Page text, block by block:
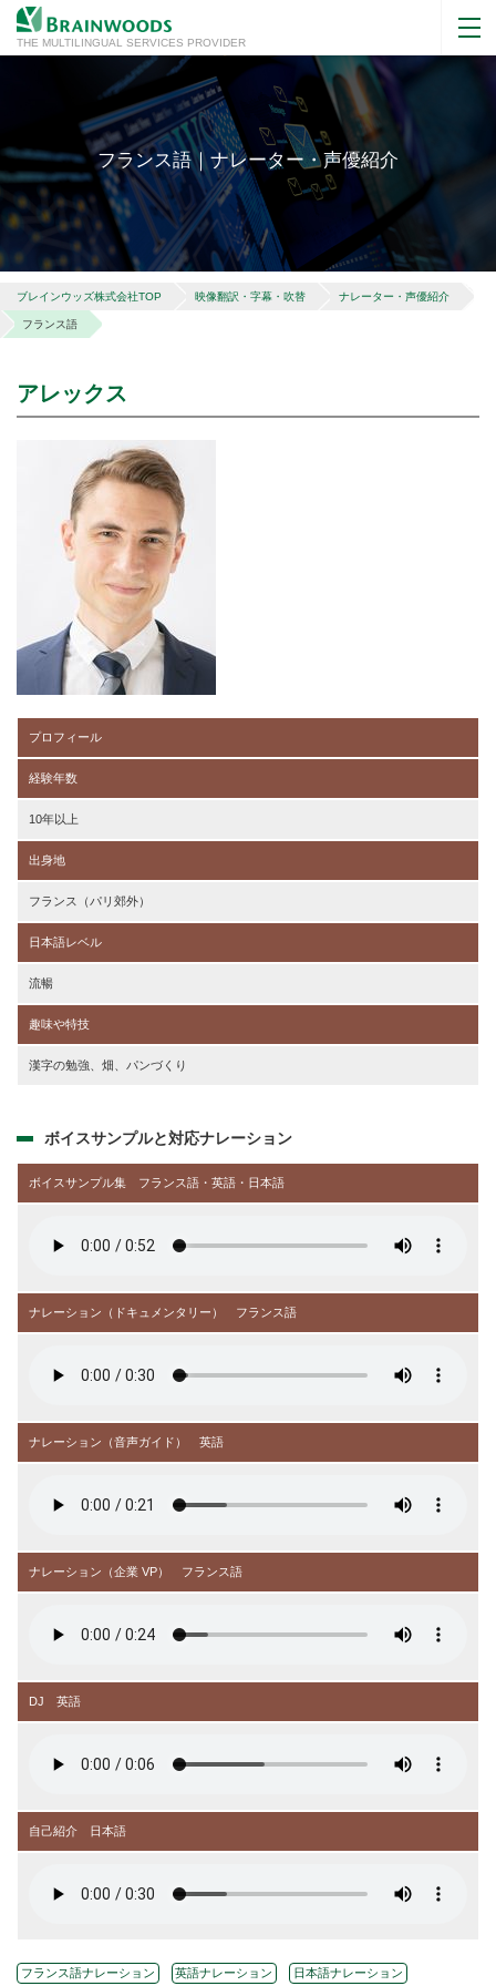
THE MULTILINGUAL SERVICES PROVIDER
フランス語｜ナレーター・声優紹介
ブレインウッズ株式会社TOP 映像翻訳・字幕・吹替 ナレーター・声優紹介
フランス語
アレックス
プロフィール
経験年数
10年以上
出身地
フランス（パリ郊外）
日本語レベル
流暢
趣味や特技
漢字の勉強、畑、パンづくり
ボイスサンプルと対応ナレーション
ボイスサンプル集 フランス語・英語・日本語
ナレーション（ドキュメンタリー） フランス語
ナレーション（音声ガイド） 英語
ナレーション（企業 VP） フランス語
DJ 英語
自己紹介 日本語
フランス語ナレーション 英語ナレーション 日本語ナレーション